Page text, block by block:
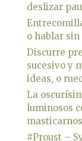
deslizar
o hablar
Discurre
sucesivo y
ideas, o
La
luminosos
#Proust –